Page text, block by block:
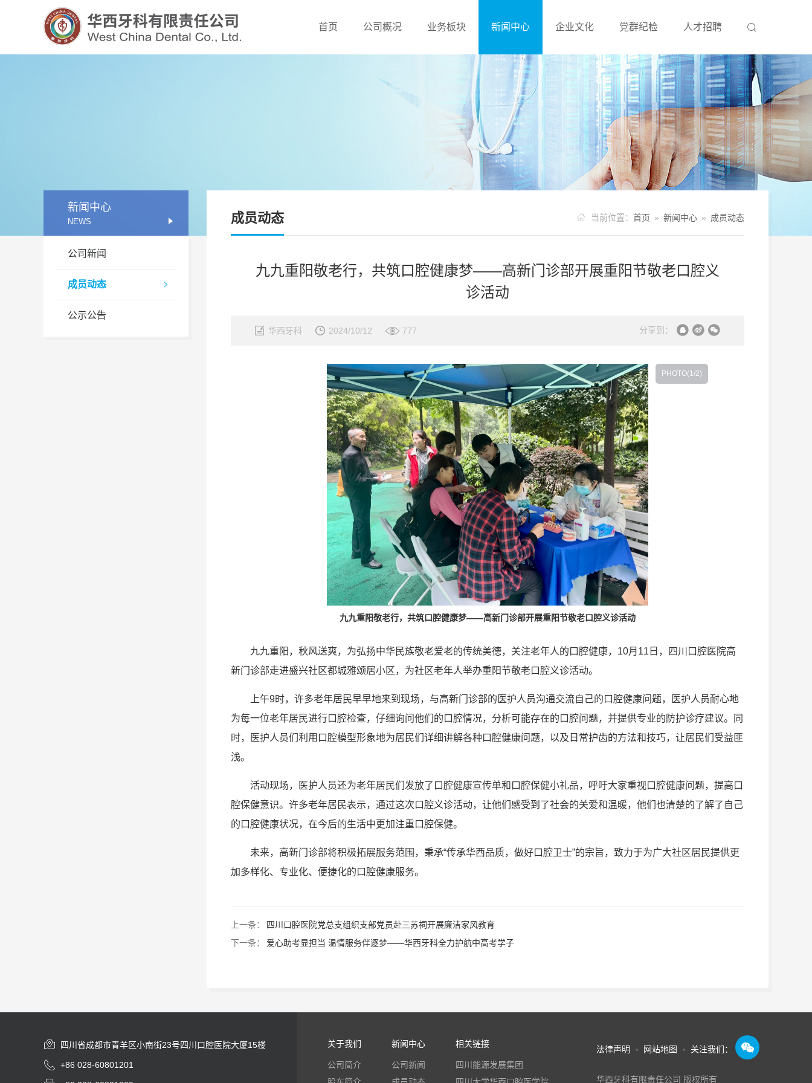
首页 公司概况 业务板块 新闻中心 企业文化 党群纪检 人才招聘 

新闻中心
NEWS
公司新闻

成员动态
公示公告
成员动态  当前位置： 首页 » 新闻中心 » 成员动态
九九重阳敬老行，共筑口腔健康梦——高新门诊部开展重阳节敬老口腔义
诊活动
华西牙科 2024/10/12 777 分享到：
九九重阳敬老行，共筑口腔健康梦——高新门诊部开展重阳节敬老口腔义诊活动
PHOTO(1/2)
九九重阳，秋风送爽，为弘扬中华民族敬老爱老的传统美德，关注老年人的口腔健康，10月11日，四川口腔医院高
新门诊部走进盛兴社区都城雅颂居小区，为社区老年人举办重阳节敬老口腔义诊活动。
上午9时，许多老年居民早早地来到现场，与高新门诊部的医护人员沟通交流自己的口腔健康问题，医护人员耐心地
为每一位老年居民进行口腔检查，仔细询问他们的口腔情况，分析可能存在的口腔问题，并提供专业的防护诊疗建议。同
时，医护人员们利用口腔模型形象地为居民们详细讲解各种口腔健康问题，以及日常护齿的方法和技巧，让居民们受益匪
浅。
活动现场，医护人员还为老年居民们发放了口腔健康宣传单和口腔保健小礼品，呼吁大家重视口腔健康问题，提高口
腔保健意识。许多老年居民表示，通过这次口腔义诊活动，让他们感受到了社会的关爱和温暖，他们也清楚的了解了自己
的口腔健康状况，在今后的生活中更加注重口腔保健。
未来，高新门诊部将积极拓展服务范围，秉承“传承华西品质，做好口腔卫士”的宗旨，致力于为广大社区居民提供更
加多样化、专业化、便捷化的口腔健康服务。
上一条：
四川口腔医院党总支组织支部党员赴三苏祠开展廉洁家风教育
下一条：
爱心助考显担当 温情服务伴逐梦——华西牙科全力护航中高考学子
 四川省成都市青羊区小南街23号四川口腔医院大厦15楼
 +86 028-60801201
关于我们
公司简介
新闻中心
公司新闻
相关链接
四川能源发展集团
法律声明 网站地图 关注我们： 
华西牙科有限责任公司 版权所有
四川牙谷建设管理有限公司